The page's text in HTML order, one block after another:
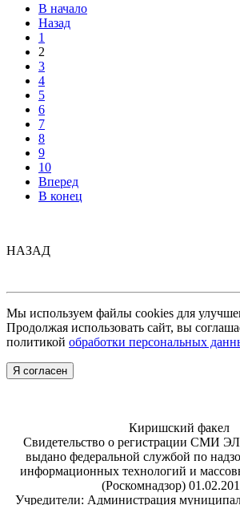
В начало
Назад
1
2
3
4
5
6
7
8
9
10
Вперед
В конец
НАЗАД
Мы используем файлы cookies для
Продолжая использовать сайт, вы
политикой обработки персональных
Я согласен
Киришский факел
Свидетельство о регистрации СМИ
выдано федеральной службой по
информационных технологий и
(Роскомнадзор)
Учредители: Администрация